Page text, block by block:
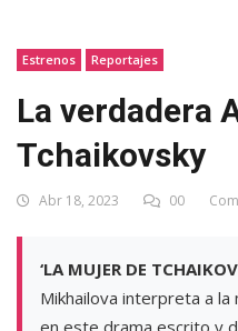
Estrenos Reportajes
La verdadera
Tchaikovsky
Abr 18, 2023 00
‘LA MUJER DE
Mikhailova interpreta a
en este drama escrito y